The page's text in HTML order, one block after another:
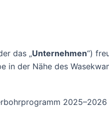
das „Unternehmen“)
der Nähe des